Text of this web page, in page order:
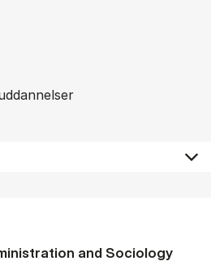
and So­ci­ology